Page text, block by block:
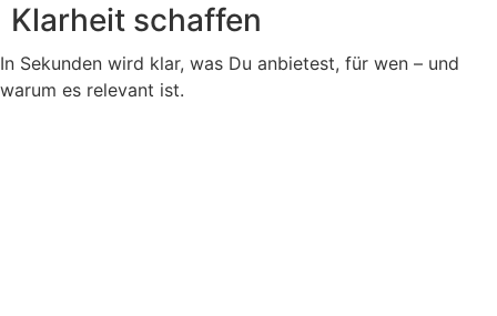
Klarheit schaffen
In Sekunden wird klar, was Du anbietest, für wen – und
warum es relevant ist.